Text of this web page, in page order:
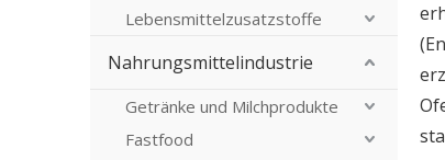
Lebensmittelzusatzstoffe
Nahrungsmittelindustrie
Getränke und Milchprodukte
Fastfood